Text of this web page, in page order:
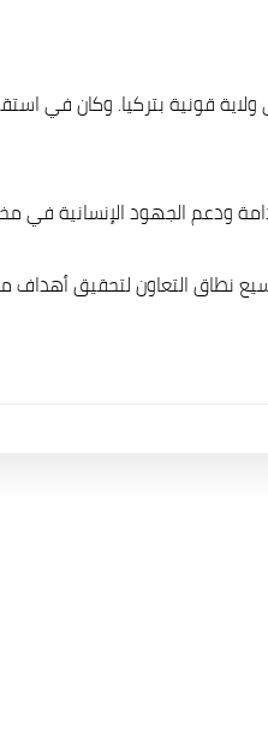
قونية بتركيا. وكان في
ودعم الجهود الإنسانية في
نطاق التعاون لتحقيق